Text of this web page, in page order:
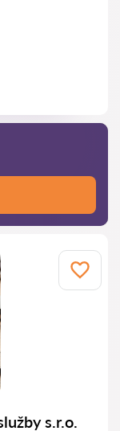
s.r.o.